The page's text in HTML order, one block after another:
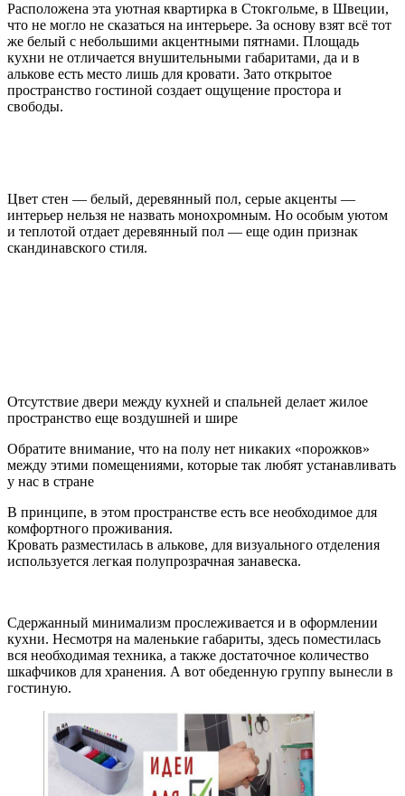
Расположена эта уютная квартирка в Стокгольме, в Швеции,
что не могло не сказаться на интерьере. За основу взят всё тот
же белый с небольшими акцентными пятнами. Площадь
кухни не отличается внушительными габаритами, да и в
алькове есть место лишь для кровати. Зато открытое
пространство гостиной создает ощущение простора и
свободы.
Цвет стен — белый, деревянный пол, серые акценты —
интерьер нельзя не назвать монохромным. Но особым уютом
и теплотой отдает деревянный пол — еще один признак
скандинавского стиля.
Отсутствие двери между кухней и спальней делает жилое
пространство еще воздушней и шире
Обратите внимание, что на полу нет никаких «порожков»
между этими помещениями, которые так любят устанавливать
у нас в стране
В принципе, в этом пространстве есть все необходимое для
комфортного проживания.
Кровать разместилась в алькове, для визуального отделения
используется легкая полупрозрачная занавеска.
Сдержанный минимализм прослеживается и в оформлении
кухни. Несмотря на маленькие габариты, здесь поместилась
вся необходимая техника, а также достаточное количество
шкафчиков для хранения. А вот обеденную группу вынесли в
гостиную.